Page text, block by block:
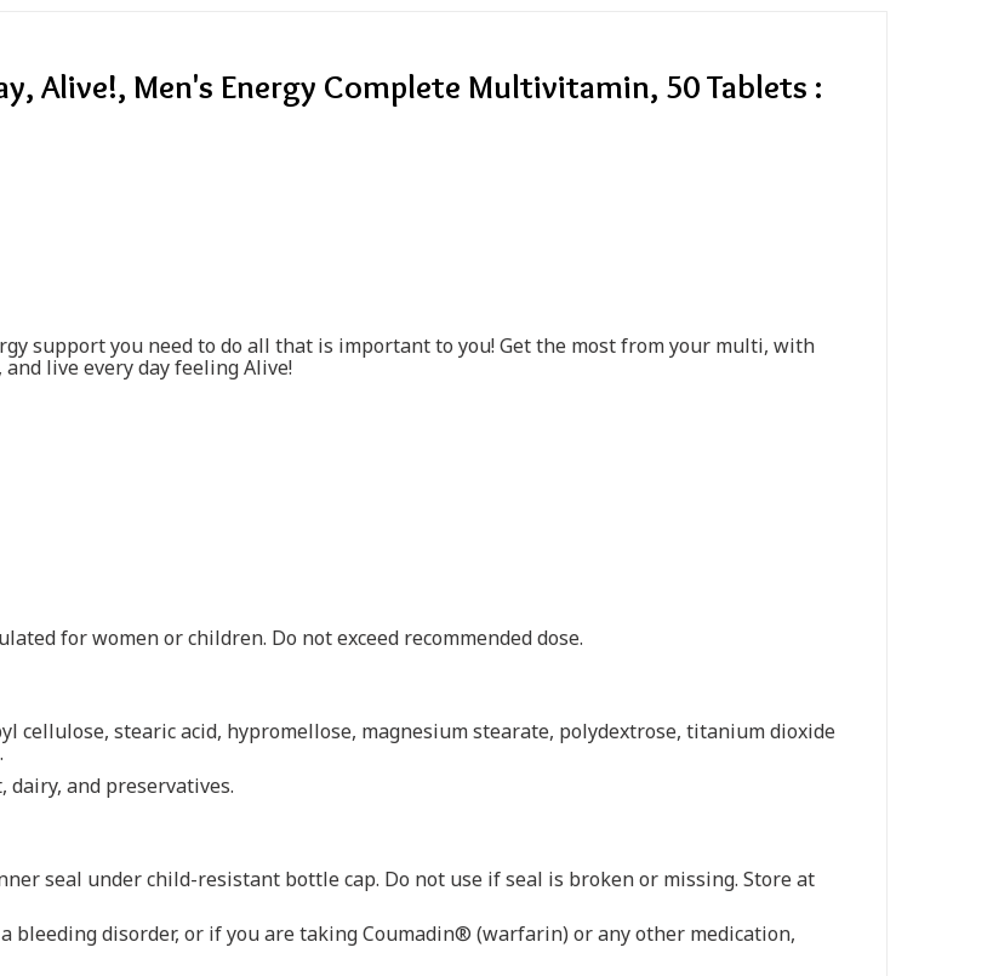
Alive!, Men's Energy Complete Multivitamin, 50 Tablets :
support you need to do all that is important to you! Get the most from your multi, with
live every day feeling Alive!
for women or children. Do not exceed recommended dose.
cellulose, stearic acid, hypromellose, magnesium stearate, polydextrose, titanium dioxide
dairy, and preservatives.
seal under child-resistant bottle cap. Do not use if seal is broken or missing. Store at
bleeding disorder, or if you are taking Coumadin® (warfarin) or any other medication,